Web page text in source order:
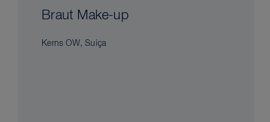
Braut Make-up
Kerns OW, Suiça